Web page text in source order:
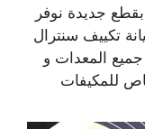
بقطع جديدة نوفر
تكييف سنترال
جميع المعدات و
للمكيفات